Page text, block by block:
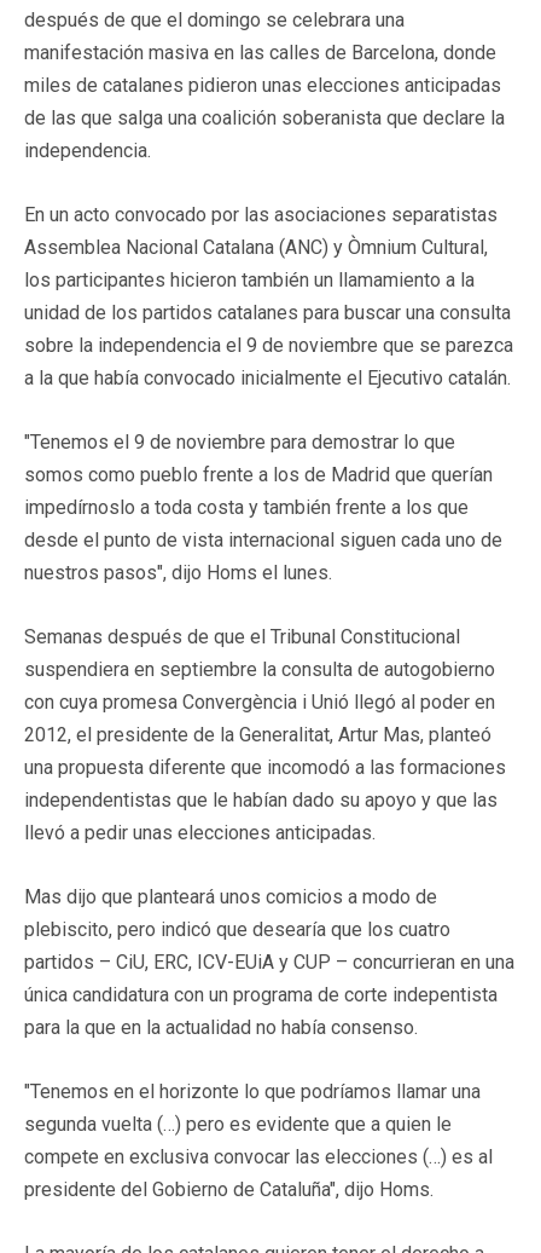
después de que el domingo se celebrara una
manifestación masiva en las calles de Barcelona, donde
miles de catalanes pidieron unas elecciones anticipadas
de las que salga una coalición soberanista que declare la
independencia.
En un acto convocado por las asociaciones separatistas
Assemblea Nacional Catalana (ANC) y Òmnium Cultural,
los participantes hicieron también un llamamiento a la
unidad de los partidos catalanes para buscar una consulta
sobre la independencia el 9 de noviembre que se parezca
a la que había convocado inicialmente el Ejecutivo catalán.
"Tenemos el 9 de noviembre para demostrar lo que
somos como pueblo frente a los de Madrid que querían
impedírnoslo a toda costa y también frente a los que
desde el punto de vista internacional siguen cada uno de
nuestros pasos", dijo Homs el lunes.
Semanas después de que el Tribunal Constitucional
suspendiera en septiembre la consulta de autogobierno
con cuya promesa Convergència i Unió llegó al poder en
2012, el presidente de la Generalitat, Artur Mas, planteó
una propuesta diferente que incomodó a las formaciones
independentistas que le habían dado su apoyo y que las
llevó a pedir unas elecciones anticipadas.
Mas dijo que planteará unos comicios a modo de
plebiscito, pero indicó que desearía que los cuatro
partidos – CiU, ERC, ICV-EUiA y CUP – concurrieran en una
única candidatura con un programa de corte indepentista
para la que en la actualidad no había consenso.
"Tenemos en el horizonte lo que podríamos llamar una
segunda vuelta (…) pero es evidente que a quien le
compete en exclusiva convocar las elecciones (…) es al
presidente del Gobierno de Cataluña", dijo Homs.